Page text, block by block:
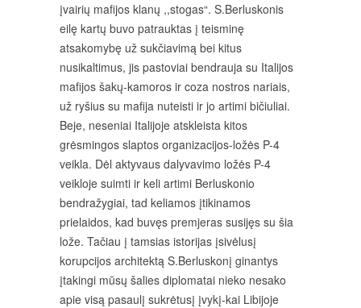
įvairių mafijos klanų ,,stogas“. S.Berluskonis
eilę kartų buvo patrauktas į teisminę
atsakomybę už sukčiavimą bei kitus
nusikaltimus, jis pastoviai bendrauja su Italijos
mafijos šakų-kamoros ir coza nostros nariais,
už ryšius su mafija nuteisti ir jo artimi bičiuliai.
Beje, neseniai Italijoje atskleista kitos
grėsmingos slaptos organizacijos-ložės P-4
veikla. Dėl aktyvaus dalyvavimo ložės P-4
veikloje suimti ir keli artimi Berluskonio
bendražygiai, tad keliamos įtikinamos
prielaidos, kad buvęs premjeras susijęs su šia
lože. Tačiau į tamsias istorijas įsivėlusį
korupcijos architektą S.Berluskonį ginantys
įtakingi mūsų šalies diplomatai nieko nesako
apie visą pasaulį sukrėtusį įvykį-kai Libijoje